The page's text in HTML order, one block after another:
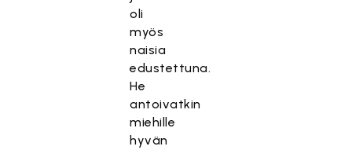
oli
myös
naisia
edustettuna.
He
antoivatkin
miehille
hyvän